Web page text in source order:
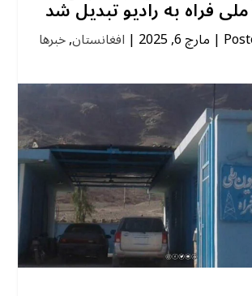
فراه به رادیو تبدیل شد
| مارچ 6, 2025 | افغانستان,خبرها